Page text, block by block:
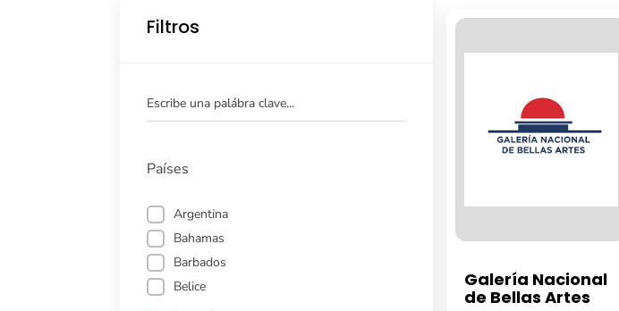
Filtros
Escribe una palábra clave...
Países
Argentina
Bahamas
Barbados
Belice
Galería Nacional
de Bellas Artes